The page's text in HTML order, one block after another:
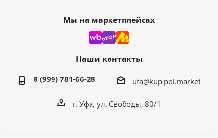
Мы на маркетплейсах
Наши контакты
8 (999) 781-66-28 ufa@kupipol.market
г. Уфа, ул. Свободы, 80/1